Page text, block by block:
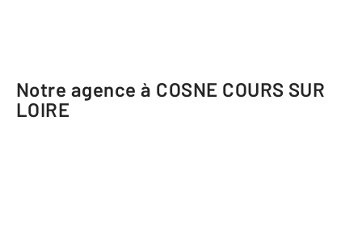
Notre agence à COSNE COURS SUR
LOIRE